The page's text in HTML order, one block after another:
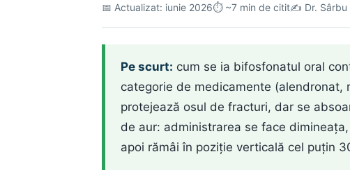
📅 Actualizat: iunie 2026⏱️ ~7 min de citit✍️ Dr. Sârbu
Pe scurt: cum se ia bifosfonatul oral
categorie de medicamente (alendronat,
protejează osul de fracturi, dar se
de aur: administrarea se face
apoi rămâi în poziție verticală cel puțin